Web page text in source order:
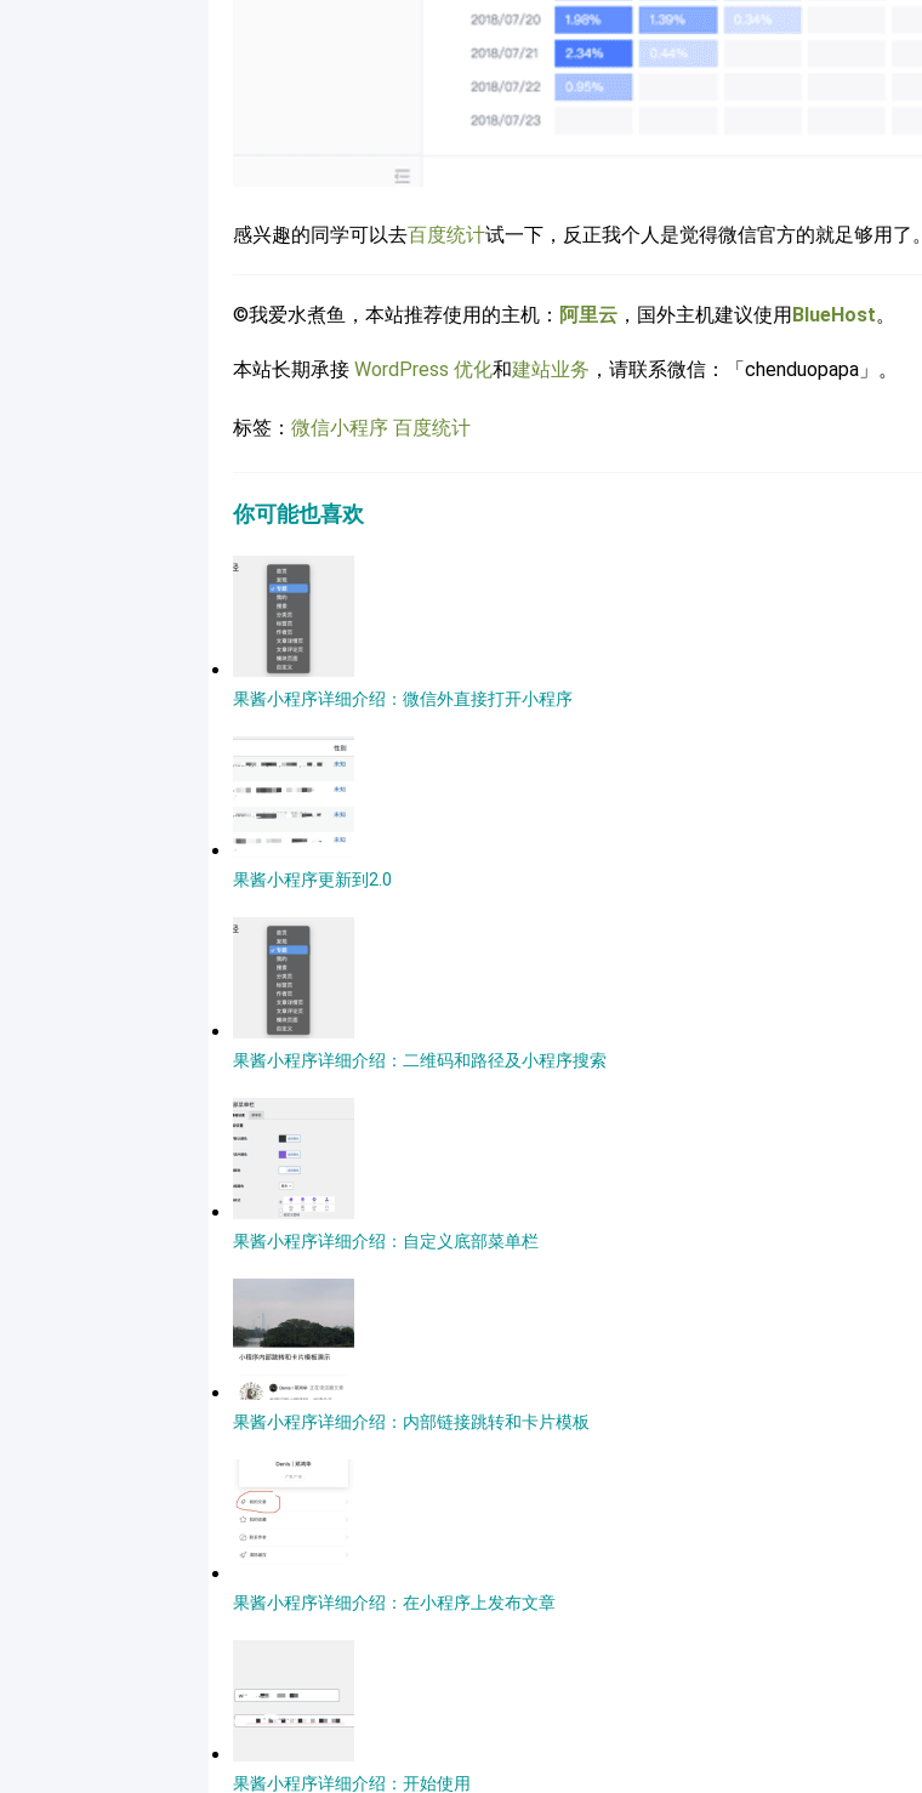
感兴趣的同学可以去百度统计试一下，反正我个人是觉得微信官方的就足够用了。
©我爱水煮鱼，本站推荐使用的主机： 阿里云 ，国外主机建议使用BlueHost。
本站长期承接 WordPress 优化和建站业务 ，请联系微信：「chenduopapa」。
标签： 微信小程序 百度统计
你可能也喜欢
果酱小程序详细介绍：微信外直接打开小程序
果酱小程序更新到2.0
果酱小程序详细介绍：二维码和路径及小程序搜索
果酱小程序详细介绍：自定义底部菜单栏
果酱小程序详细介绍：内部链接跳转和卡片模板
果酱小程序详细介绍：在小程序上发布文章
果酱小程序详细介绍：开始使用